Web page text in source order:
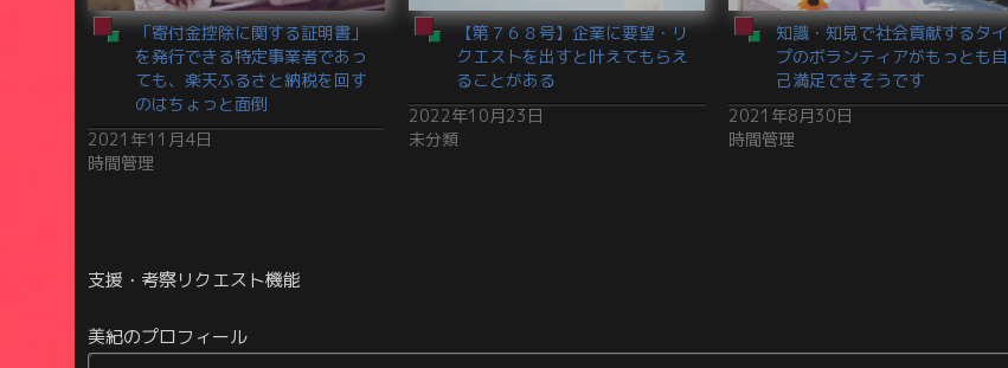
「寄付金控除に関する証明書」
を発行できる特定事業者であっ
ても、楽天ふるさと納税を回す
のはちょっと面倒
2021年11月4日
時間管理
【第７６８号】企業に要望・リ
クエストを出すと叶えてもらえ
ることがある
2022年10月23日
未分類
知識・知見で社会貢献するタイ
プのボランティアがもっとも自
己満足できそうです
2021年8月30日
時間管理
支援・考察リクエスト機能
美紀のプロフィール